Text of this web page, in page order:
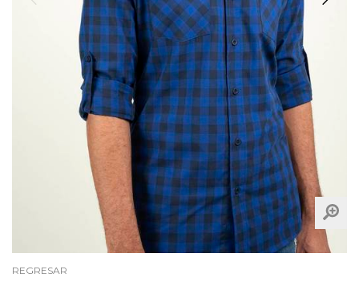
REGRESAR